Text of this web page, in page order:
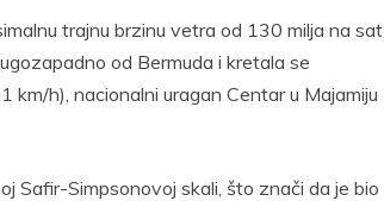
trajnu brzinu vetra od 130 milja na sat
od Bermuda i kretala se
h), nacionalni uragan Centar u Majamiju
Safir-Simpsonovoj skali, što znači da je bio